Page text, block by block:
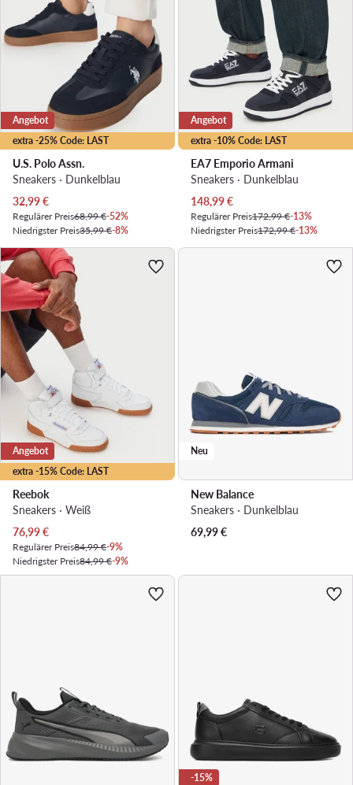
extra -25% Code: LAST
Angebot
U.S. Polo Assn.
Sneakers · Dunkelblau
Aktueller Preis
32,99€
Regulärer Preis68,99 €-52%
Niedrigster Preis35,99 €-8%
extra -10% Code: LAST
Angebot
EA7 Emporio Armani
Sneakers · Dunkelblau
Aktueller Preis
148,99€
Regulärer Preis172,99 €-13%
Niedrigster Preis172,99 €-13%
extra -15% Code: LAST
Angebot
Reebok
Sneakers · Weiß
Aktueller Preis
76,99€
Regulärer Preis84,99 €-9%
Niedrigster Preis84,99 €-9%
Neu
New Balance
Sneakers · Dunkelblau
69,99€
-15%